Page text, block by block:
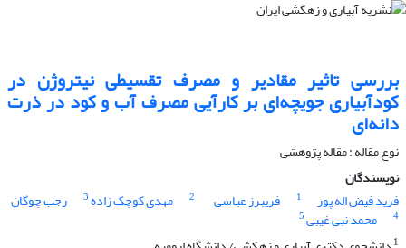
بررسی تاثیر مقادیر و مصرف تقسیطی نیتروژن در
کودآبیاری جویچه‌ای بر کارآیی مصرف آب و کود در ذرت
دانه‌ای
نوع مقاله : مقاله پژوهشی
نویسندگان
فرید فیض اله پور
1 فریبرز عباسی 2 مهدی کوچک زاده3 رجب چوگان
4 محمد نبی غیبی5
1